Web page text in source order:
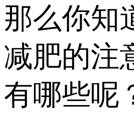
那么你知
减肥的注
有哪些呢